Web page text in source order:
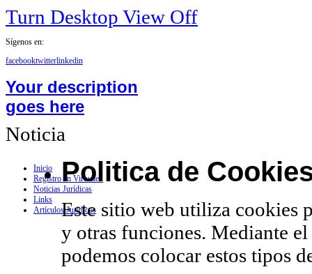
Turn Desktop View Off
Sígenos en:
facebooktwitterlinkedin
Your description
goes here
Inicio
Registro en Virtualex
Noticias Jurídicas
Links
Artículos Jurídicos
Noticia
Politica de
Este sitio web utiliza cookies
y otras funciones. Mediante
podemos colocar estos tipos